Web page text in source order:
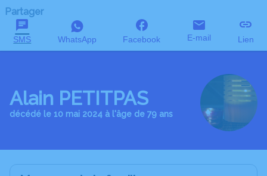
Partager
SMS WhatsApp Facebook E-mail Lien
Alain PETITPAS
décédé le 10 mai 2024 à l'âge de 79 ans